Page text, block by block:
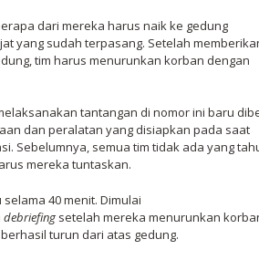
dari mereka harus naik ke gedung
yang sudah terpasang. Setelah
tim harus menurunkan korban dengan
tantangan di nomor ini baru
dan peralatan yang disiapkan pada saat
Sebelumnya, semua tim tidak ada yang
mereka tuntaskan.
40 menit. Dimulai
debriefing setelah mereka menurunkan
turun dari atas gedung.